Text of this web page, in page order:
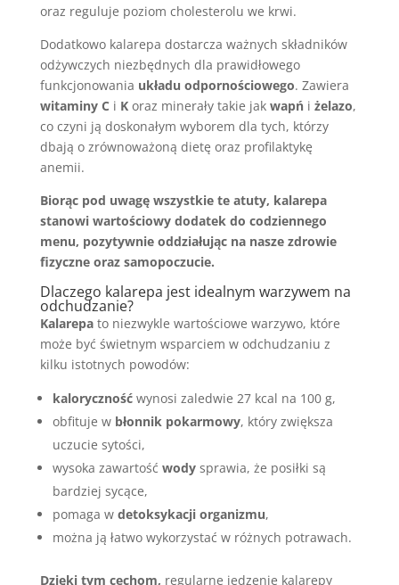
oraz reguluje poziom cholesterolu we krwi.
Dodatkowo kalarepa dostarcza ważnych składników
odżywczych niezbędnych dla prawidłowego
funkcjonowania układu odpornościowego. Zawiera
witaminy C i Koraz minerały takie jak wapńi żelazo,
co czyni ją doskonałym wyborem dla tych, którzy
dbają o zrównoważoną dietę oraz profilaktykę
anemii.
Biorąc pod uwagę wszystkie te atuty, kalarepa
stanowi wartościowy dodatek do codziennego
menu, pozytywnie oddziałując na nasze zdrowie
fizyczne oraz samopoczucie.
Dlaczego kalarepa jest idealnym warzywem na
odchudzanie?
Kalarepato niezwykle wartościowe warzywo, które
może być świetnym wsparciem w odchudzaniu z
kilku istotnych powodów:
kalorycznośćwynosi zaledwie 27 kcal na 100 g,
obfituje w błonnik pokarmowy, który zwiększa
uczucie sytości,
wysoka zawartość wodysprawia, że posiłki są
bardziej sycące,
pomaga w detoksykacji organizmu,
można ją łatwo wykorzystać w różnych potrawach.
Dzięki tym cechom, regularne jedzenie kalarepy